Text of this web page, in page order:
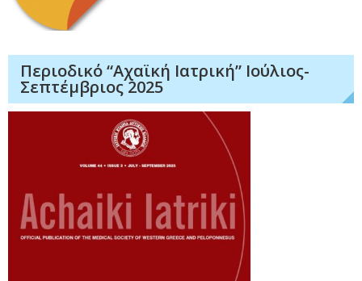
Περιοδικό “Αχαϊκή Ιατρική” Ιούλιος-
Σεπτέμβριος 2025